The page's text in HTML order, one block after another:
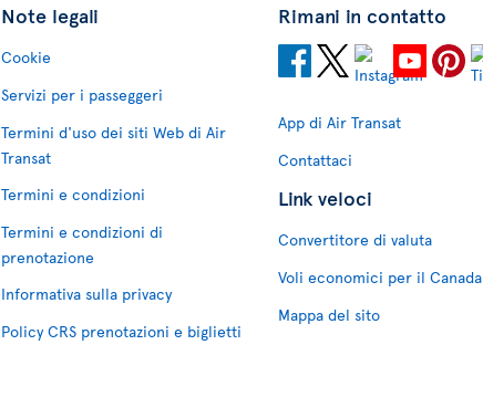
Note legali
Cookie
Servizi per i passeggeri
Termini d'uso dei siti Web di Air
Transat
Termini e condizioni
Termini e condizioni di
prenotazione
Informativa sulla privacy
Policy CRS prenotazioni e biglietti
Rimani in contatto
App di Air Transat
Contattaci
Link veloci
Convertitore di valuta
Voli economici per il Canada
Mappa del sito